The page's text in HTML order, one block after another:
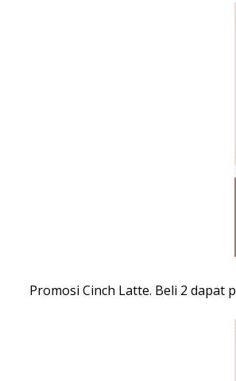
Promosi Cinch Latte. Beli 2 dapat